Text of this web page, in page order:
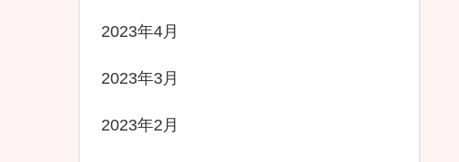
2023年4月
2023年3月
2023年2月